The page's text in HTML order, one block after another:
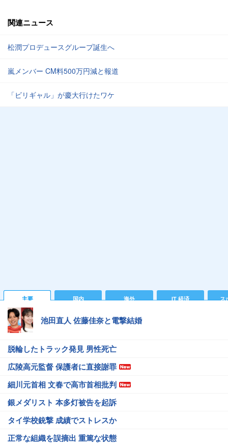
関連ニュース
松潤プロデュースグループ誕生へ
嵐メンバー CM料500万円減と報道
「ビリギャル」が慶大行けたワケ
主要 国内 海外 IT 経済 ス
池田直人 佐藤佳奈と電撃結婚
脱輪したトラック発見 男性死亡
広陵高元監督 保護者に直接謝罪
細川元首相 文春で高市首相批判
銀メダリスト 本多灯被告を起訴
タイ学校銃撃 成績でストレスか
正常な組織を誤摘出 重篤な状態